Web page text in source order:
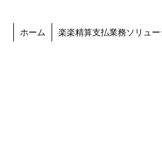
ホーム 楽楽精算支払業務ソリュー